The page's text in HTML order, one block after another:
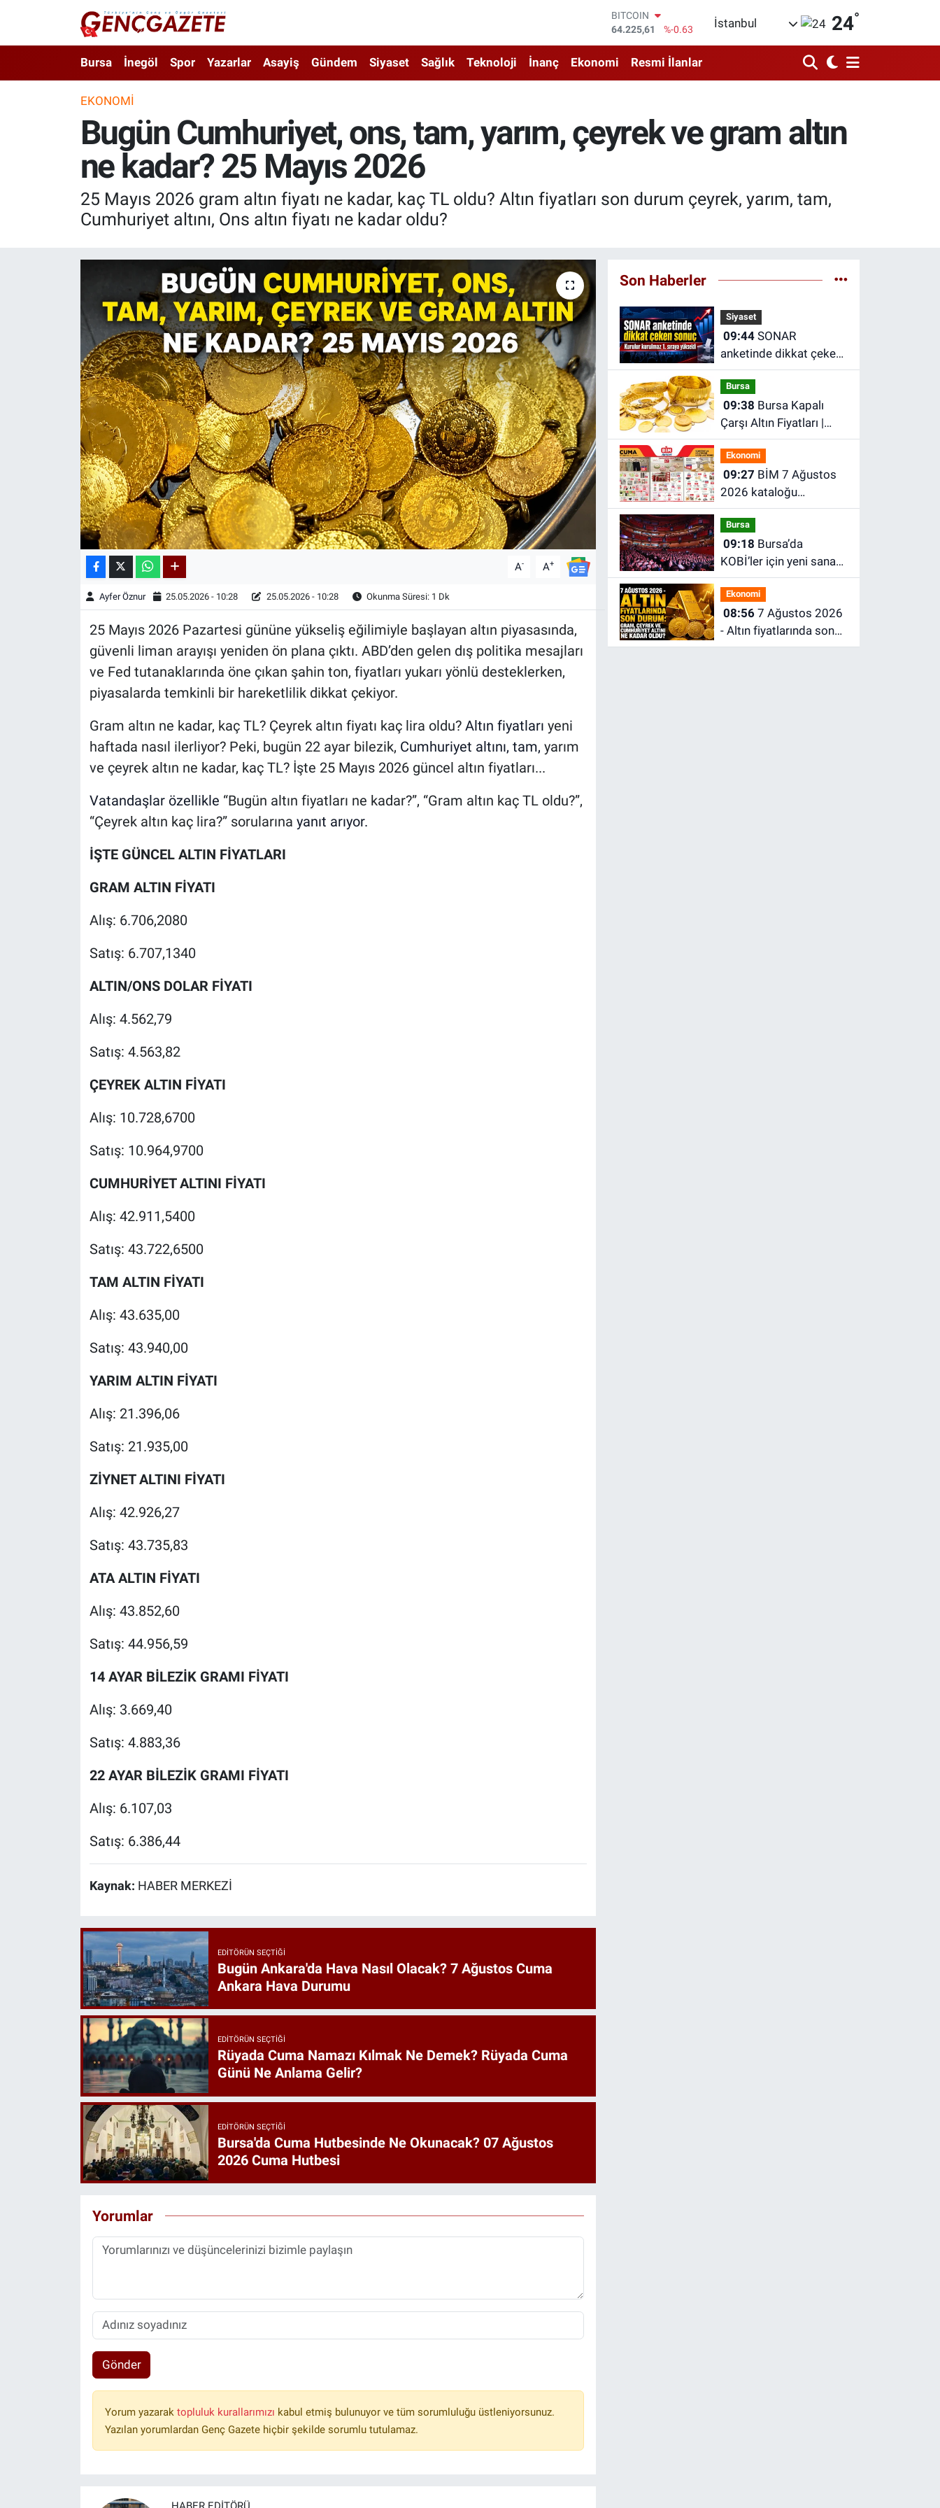
DOLAR
47,7143
%0.16
EURO
55,0317
%-0.02
BİST100
13.799
%70
İstanbul 24°
Bursa İnegöl Spor Yazarlar Asayiş Gündem Siyaset Sağlık Teknoloji İnanç Ekonomi Resmi İlanlar
EKONOMI
Bugün Cumhuriyet, ons, tam, yarım, çeyrek ve gram altın
ne kadar? 25 Mayıs 2026
25 Mayıs 2026 gram altın fiyatı ne kadar, kaç TL oldu? Altın fiyatları son durum çeyrek, yarım, tam,
Cumhuriyet altını, Ons altın fiyatı ne kadar oldu?
A- A+
Ayfer Öznur 25.05.2026 - 10:28 25.05.2026 - 10:28 Okunma Süresi: 1 Dk
25 Mayıs 2026 Pazartesi gününe yükseliş eğilimiyle başlayan altın piyasasında,
güvenli liman arayışı yeniden ön plana çıktı. ABD’den gelen dış politika mesajları
ve Fed tutanaklarında öne çıkan şahin ton, fiyatları yukarı yönlü desteklerken,
piyasalarda temkinli bir hareketlilik dikkat çekiyor.
Gram altın ne kadar, kaç TL? Çeyrek altın fiyatı kaç lira oldu? Altın fiyatları yeni
haftada nasıl ilerliyor? Peki, bugün 22 ayar bilezik, Cumhuriyet altını, tam, yarım
ve çeyrek altın ne kadar, kaç TL? İşte 25 Mayıs 2026 güncel altın fiyatları...
Vatandaşlar özellikle “Bugün altın fiyatları ne kadar?”, “Gram altın kaç TL oldu?”,
“Çeyrek altın kaç lira?” sorularına yanıt arıyor.
İŞTE GÜNCEL ALTIN FİYATLARI
GRAM ALTIN FİYATI
Alış: 6.706,2080
Satış: 6.707,1340
ALTIN/ONS DOLAR FİYATI
Alış: 4.562,79
Satış: 4.563,82
ÇEYREK ALTIN FİYATI
Alış: 10.728,6700
Satış: 10.964,9700
CUMHURİYET ALTINI FİYATI
Alış: 42.911,5400
Satış: 43.722,6500
TAM ALTIN FİYATI
Alış: 43.635,00
Satış: 43.940,00
YARIM ALTIN FİYATI
Alış: 21.396,06
Satış: 21.935,00
ZİYNET ALTINI FİYATI
Alış: 42.926,27
Satış: 43.735,83
ATA ALTIN FİYATI
Alış: 43.852,60
Satış: 44.956,59
14 AYAR BİLEZİK GRAMI FİYATI
Alış: 3.669,40
Satış: 4.883,36
22 AYAR BİLEZİK GRAMI FİYATI
Alış: 6.107,03
Satış: 6.386,44
Kaynak: HABER MERKEZİ
EDITÖRÜN SEÇTIĞI
Bugün Ankara'da Hava Nasıl Olacak? 7 Ağustos Cuma
Ankara Hava Durumu
EDITÖRÜN SEÇTIĞI
Rüyada Cuma Namazı Kılmak Ne Demek? Rüyada Cuma
Günü Ne Anlama Gelir?
EDITÖRÜN SEÇTIĞI
Bursa'da Cuma Hutbesinde Ne Okunacak? 07 Ağustos
2026 Cuma Hutbesi
Yorumlar
Gönder
Yorum yazarak topluluk kurallarımızı kabul etmiş bulunuyor ve tüm sorumluluğu üstleniyorsunuz.
Yazılan yorumlardan Genç Gazete hiçbir şekilde sorumlu tutulamaz.
Son Haberler
Siyaset
09:44SONAR
anketinde dikkat çeken
sonuç
Bursa
09:38
Çarşı Altın Fiyatları |
Bursa'da Çeyrek Altın,
Gram Altın, Tam Altın
Ne Kadar? En Güncel
Altın Fiyatları
Ekonomi
09:27
2026 kataloğu
yayımlandı! İşte indirimli
ürünler ve fiyatları
Bursa
09:18
KOBİ’ler için yeni sanayi
modeli: TEKNOSAB
KOBİ OSB projesi
tanıtıldı
Ekonomi
08:567 Ağustos 2026
- Altın fiyatlarında son
durum: Gram, çeyrek ve
3.SAYFA
Kadın & Aile
Kültür & Sanat
Teknoloji
Yazarlar
Astroloji-Rüya
Nöbetçi Eczaneler
Trafik Durumu
Süper Lig Puan Durumu ve Fikstür
Tüm Manşetler
Son Dakika Haberleri